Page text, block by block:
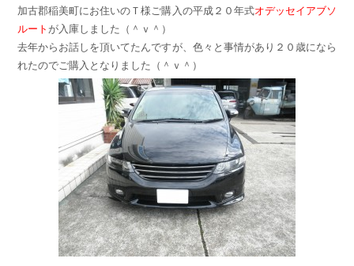
加古郡稲美町にお住いのＴ様ご購入の平成２０年式オデッセイアブソ
ルート が入庫しました（＾ｖ＾）
去年からお話しを頂いてたんですが、色々と事情があり２０歳になら
れたのでご購入となりました（＾ｖ＾）